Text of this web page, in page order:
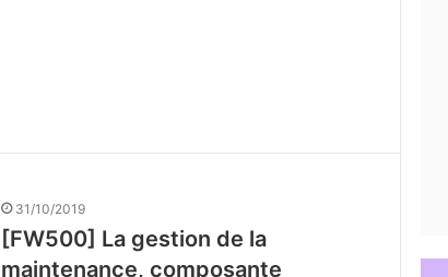
31/10/2019
[FW500] La gestion de la
maintenance, composante